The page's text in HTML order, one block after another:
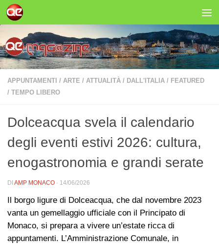
Salta al contenuto
APPUNTAMENTI / ARTE / ATTUALITÀ / DALL'ITALIA / FEATURED
/ TEMPO LIBERO
Dolceacqua svela il calendario
degli eventi estivi 2026: cultura,
enogastronomia e grandi serate
DI AMP MONACO · 14/06/2026
Il borgo ligure di Dolceacqua, che dal novembre 2023
vanta un gemellaggio ufficiale con il Principato di
Monaco, si prepara a vivere un’estate ricca di
appuntamenti. L’Amministrazione Comunale, in